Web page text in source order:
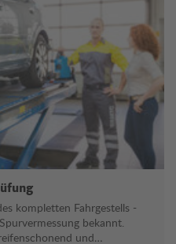
kompletten Fahrgestells -
bekannt.
und